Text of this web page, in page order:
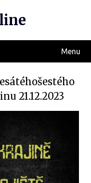
Menu
21.12.2023